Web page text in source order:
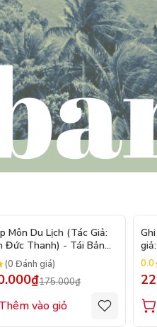
- 9%
Môn Du Lịch (Tác Giả:
Đức Thanh) - Tái Bản
(0 Đánh giá)
175.000₫
Thêm vào giỏ
0.0